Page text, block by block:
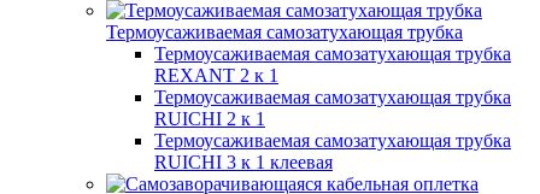
Термоусаживаемая самозатухающая трубка
Термоусаживаемая самозатухающая трубка
REXANT 2 к 1
Термоусаживаемая самозатухающая трубка
RUICHI 2 к 1
Термоусаживаемая самозатухающая трубка
RUICHI 3 к 1 клеевая